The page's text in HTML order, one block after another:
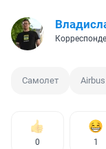
Самолет
0 1